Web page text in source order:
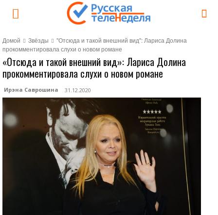
Домой Звёзды
"Отсюда и такой внешний вид": Лариса Долина
прокомментировала слухи о новом романе
«Отсюда и такой внешний вид»: Лариса Долина
прокомментировала слухи о новом романе
Ирэна Саврошина 31.12.2020